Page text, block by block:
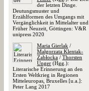
der letzten Dinge.
Deutungsmuster und
Erzählformen des Umgangs mit
Vergänglichkeit in Mittelalter und
Früher Neuzeit, Göttingen: V&R
unipress 2020
Maria Gierlak /
Małgorzata Klentak-
Zabłocka / Thorsten
Unger (Hgg.):
Literarische Erinnerung an den
Ersten Weltkrieg in Regionen
Mitteleuropas, Bruxelles [u.a.]:
Peter Lang 2017